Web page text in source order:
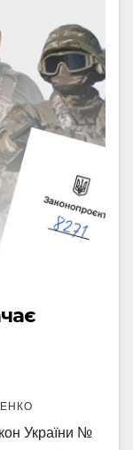
України №